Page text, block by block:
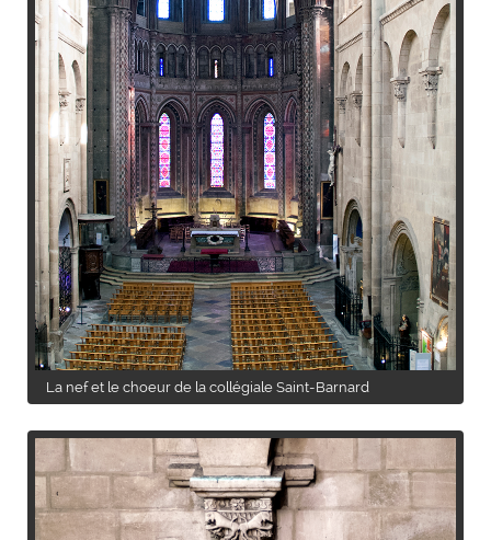
La nef et le choeur de la collégiale Saint-Barnard